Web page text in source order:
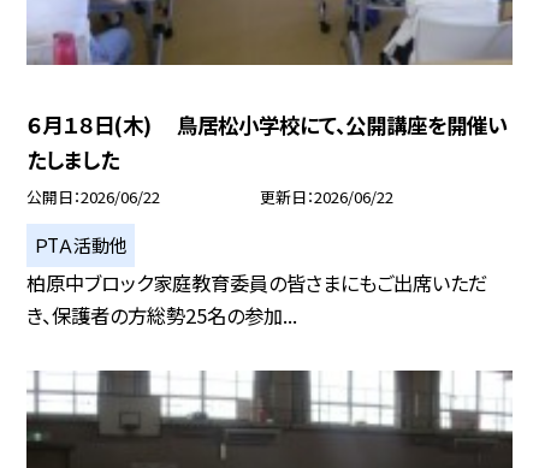
６月１８日(木) 鳥居松小学校にて、公開講座を開催い
たしました
公開日 2026/06/22 更新日 2026/06/22
ＰTＡ活動他
柏原中ブロック家庭教育委員の皆さまにもご出席いただ
き、保護者の方総勢25名の参加...